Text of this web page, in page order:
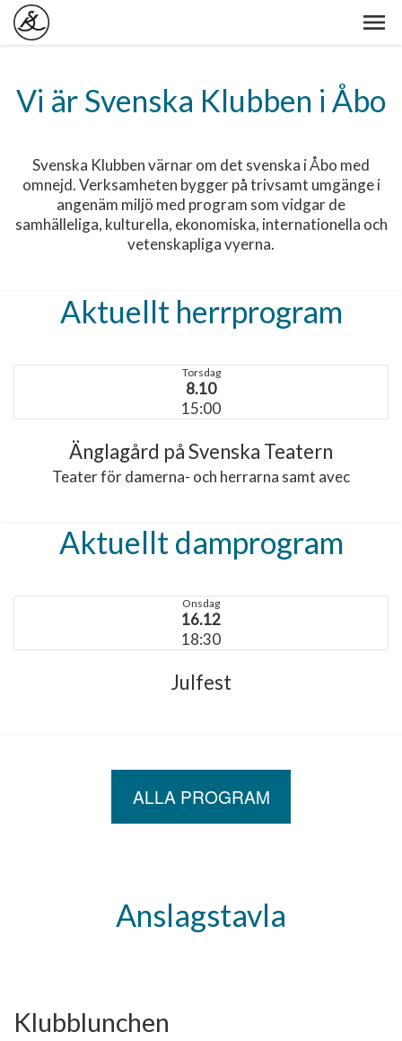
Vi är Svenska Klubben i Åbo
Svenska Klubben värnar om det svenska i Åbo med
omnejd. Verksamheten bygger på trivsamt umgänge i
angenäm miljö med program som vidgar de
samhälleliga, kulturella, ekonomiska, internationella och
vetenskapliga vyerna.
Aktuellt herrprogram
Torsdag
8.10
15:00
Änglagård på Svenska Teatern
Teater för damerna- och herrarna samt avec
Aktuellt damprogram
Onsdag
16.12
18:30
Julfest
ALLA PROGRAM
Anslagstavla
Klubblunchen